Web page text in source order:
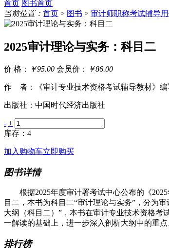
首页 图书首页
当前位置： 首页 > 图书 > 审计师职称考试辅导
2025审计理论与实务：科目二
价 格： ￥95.00 会员价： ￥86.00
作 者：《审计专业技术资格考试辅导教材》编
出版社：中国时代经济出版社
- +
库存：4
加入购物车立即购买
图书详情
根据2025年度审计署考试中心公布的《2025
目二，本书为科目二“审计理论与实务”，分为
大纲（科目二）”，本书在审计专业技术资格考
一解读的基础上，进一步深入剖析大纲中的重
排行榜